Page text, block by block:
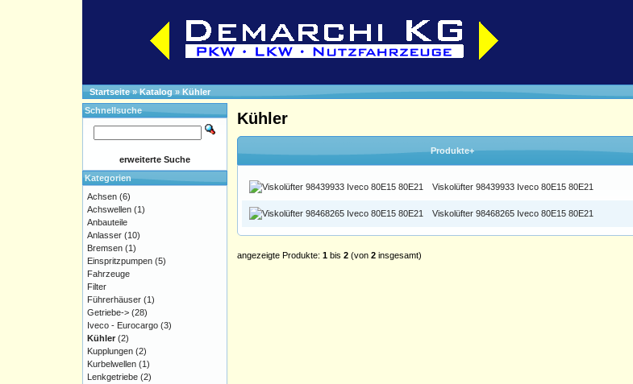
Startseite»Katalog » Kühler
Kühler
Produkte+
Viskolüfter 98439933 Iveco 80E15 80E21
Viskolüfter 98468265 Iveco 80E15 80E21
angezeigte Produkte: 1 bis 2 (von 2 insgesamt)
Schnellsuche
erweiterte Suche
Kategorien
Achsen (6)
Achswellen (1)
Anbauteile
Anlasser (10)
Bremsen (1)
Einspritzpumpen (5)
Fahrzeuge
Filter
Führerhäuser (1)
Getriebe-> (28)
Iveco - Eurocargo (3)
Kühler (2)
Kupplungen (2)
Kurbelwellen (1)
Lenkgetriebe (2)